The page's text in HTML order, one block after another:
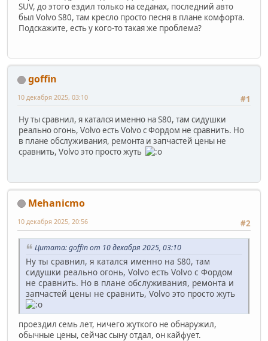
SUV, до этого ездил только на седанах, последний авто
был Volvo S80, там кресло просто песня в плане комфорта.
Подскажите, есть у кого-то такая же проблема?
goffin
#1
10 декабря 2025, 03:10
Ну ты сравнил, я катался именно на S80, там сидушки
реально огонь, Volvo есть Volvo с Фордом не сравнить. Но
в плане обслуживания, ремонта и запчастей цены не
сравнить, Volvo это просто жуть
Mehanicmo
#2
10 декабря 2025, 20:56
Цитата: goffin от 10 декабря 2025, 03:10
Ну ты сравнил, я катался именно на S80, там
сидушки реально огонь, Volvo есть Volvo с Фордом
не сравнить. Но в плане обслуживания, ремонта и
запчастей цены не сравнить, Volvo это просто жуть
проездил семь лет, ничего жуткого не обнаружил,
обычные цены, сейчас сыну отдал, он кайфует.